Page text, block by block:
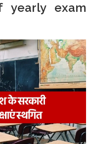
yearly exam